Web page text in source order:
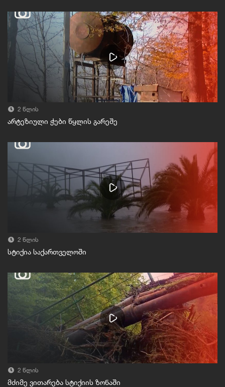
2 წლის
არტეზიული ჭები წყლის გარეშე
2 წლის
სტიქია საქართველოში
2 წლის
მძიმე ვითარება სტიქიის ზონაში